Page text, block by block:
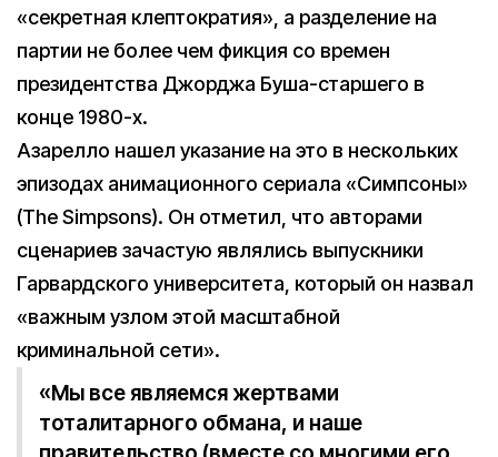
«секретная клептократия», а разделение на
партии не более чем фикция со времен
президентства Джорджа Буша-старшего в
конце 1980-х.
Азарелло нашел указание на это в нескольких
эпизодах анимационного сериала «Симпсоны»
(The Simpsons). Он отметил, что авторами
сценариев зачастую являлись выпускники
Гарвардского университета, который он назвал
«важным узлом этой масштабной
криминальной сети».
«Мы все являемся жертвами
тоталитарного обмана, и наше